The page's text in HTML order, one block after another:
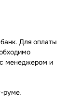
Для оплаты
с менеджером и
руме.